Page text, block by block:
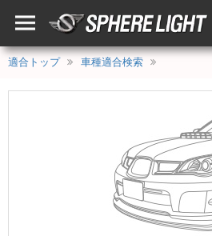
適合トップ 車種適合検索